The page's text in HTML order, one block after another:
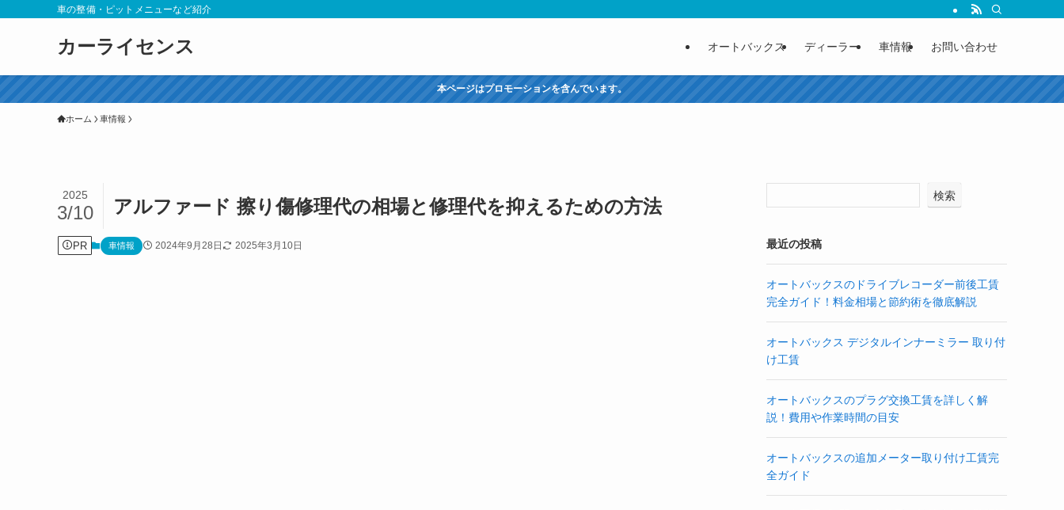
車の整備・ピットメニューなど紹介
カーライセンス オートバックス ディーラー 車情報 お問い合わせ
本ページはプロモーションを含んでいます。
ホーム 車情報
アルファード 擦り傷修理代の相場と修理代を抑えるための方法
2025
3/10
PR 車情報 2024年9月28日 2025年3月10日
検索
最近の投稿
オートバックスのドライブレコーダー前後工賃
完全ガイド！料金相場と節約術を徹底解説
オートバックス デジタルインナーミラー 取り付
け工賃
オートバックスのプラグ交換工賃を詳しく解
説！費用や作業時間の目安
オートバックスの追加メーター取り付け工賃完
全ガイド